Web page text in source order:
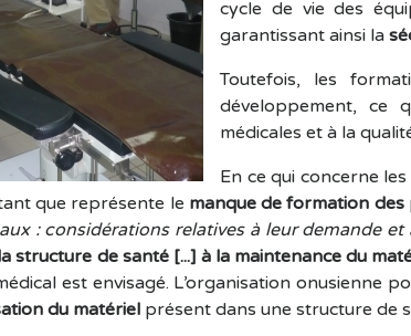
cycle de vie des
garantissant ainsi la
Toutefois, les
développement, ce
médicales et à la
En ce qui concerne
que représente le manque de formation
: considérations relatives à leur demande
structure de santé [...] à la maintenance du
est envisagé. L’organisation onusienne
du matériel présent dans une structure de